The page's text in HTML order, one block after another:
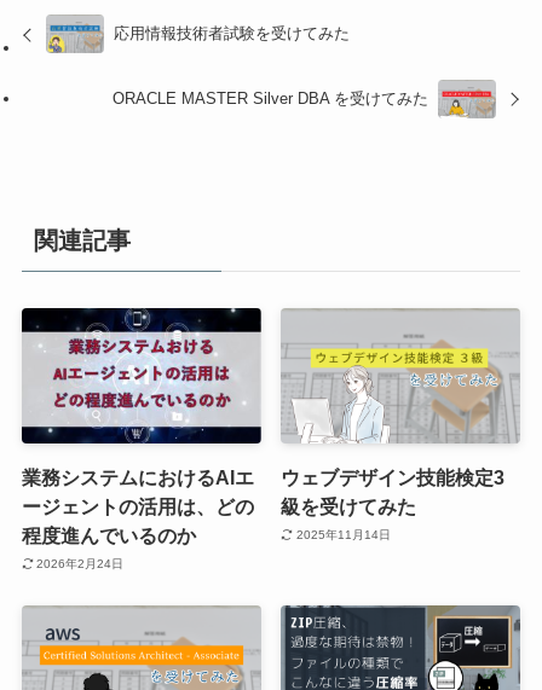
応用情報技術者試験を受けてみた
ORACLE MASTER Silver DBA を受けてみた
関連記事
業務システムにおけるAIエ
ージェントの活用は、どの
程度進んでいるのか
2026年2月24日
ウェブデザイン技能検定3
級を受けてみた
2025年11月14日